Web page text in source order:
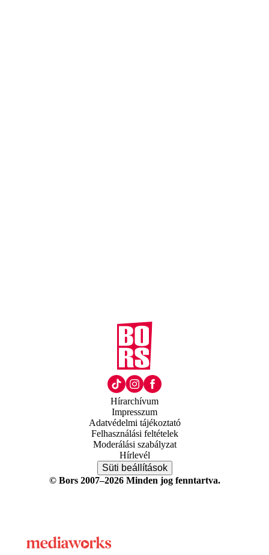
Hírarchívum
Impresszum
Adatvédelmi tájékoztató
Felhasználási feltételek
Moderálási szabályzat
Hírlevél
Süti beállítások
© Bors 2007–2026 Minden jog fenntartva.